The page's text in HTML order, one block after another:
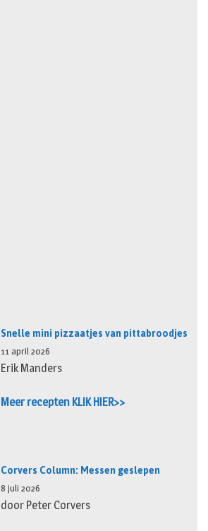
Snelle mini pizzaatjes van pittabroodjes
11 april 2026
Erik Manders
Meer recepten KLIK HIER>>
Corvers Column: Messen geslepen
8 juli 2026
door Peter Corvers